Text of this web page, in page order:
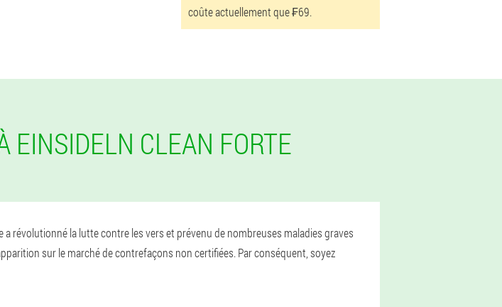
coûte actuellement que ₣69.
EINSIDELN CLEAN FORTE
révolutionné la lutte contre les vers et prévenu de nombreuses maladies graves
sur le marché de contrefaçons non certifiées. Par conséquent, soyez